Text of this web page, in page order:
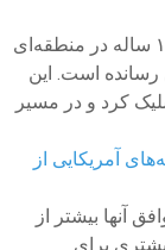
پلیس تایلند می‌گوید که یک پسر نوجوان ۱۴ ساله در منطقه‌ای
است. این
کرد و در مسیر
آمریکایی از
آنها بیشتر از
برای